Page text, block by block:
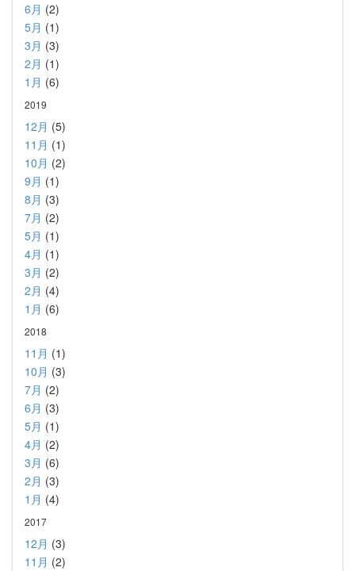
6月 (2)
5月 (1)
3月 (3)
2月 (1)
1月 (6)
2019
12月 (5)
11月 (1)
10月 (2)
9月 (1)
8月 (3)
7月 (2)
5月 (1)
4月 (1)
3月 (2)
2月 (4)
1月 (6)
2018
11月 (1)
10月 (3)
7月 (2)
6月 (3)
5月 (1)
4月 (2)
3月 (6)
2月 (3)
1月 (4)
2017
12月 (3)
11月 (2)